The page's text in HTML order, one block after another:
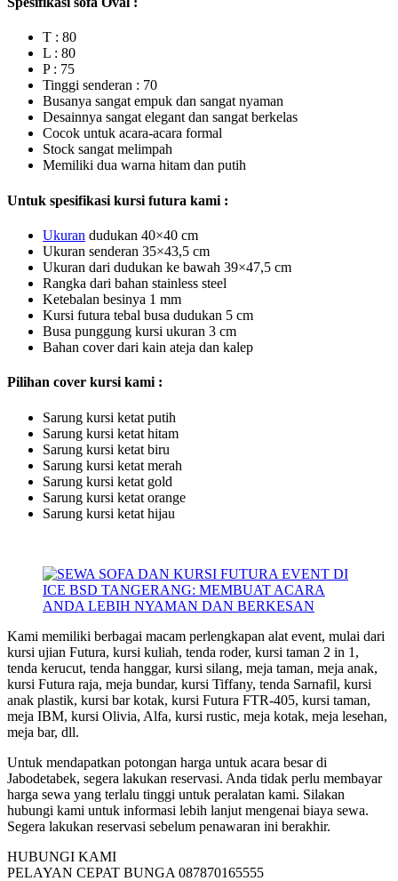
T : 80
L : 80
P : 75
Tinggi senderan : 70
Busanya sangat empuk dan sangat nyaman
Desainnya sangat elegant dan sangat berkelas
Cocok untuk acara-acara formal
Stock sangat melimpah
Memiliki dua warna hitam dan putih
Untuk spesifikasi kursi futura kami :
Ukuran dudukan 40×40 cm
Ukuran senderan 35×43,5 cm
Ukuran dari dudukan ke bawah 39×47,5 cm
Rangka dari bahan stainless steel
Ketebalan besinya 1 mm
Kursi futura tebal busa dudukan 5 cm
Busa punggung kursi ukuran 3 cm
Bahan cover dari kain ateja dan kalep
Pilihan cover kursi kami :
Sarung kursi ketat putih
Sarung kursi ketat hitam
Sarung kursi ketat biru
Sarung kursi ketat merah
Sarung kursi ketat gold
Sarung kursi ketat orange
Sarung kursi ketat hijau
Kami memiliki berbagai macam perlengkapan alat event, mulai dari
kursi ujian Futura, kursi kuliah, tenda roder, kursi taman 2 in 1,
tenda kerucut, tenda hanggar, kursi silang, meja taman, meja anak,
kursi Futura raja, meja bundar, kursi Tiffany, tenda Sarnafil, kursi
anak plastik, kursi bar kotak, kursi Futura FTR-405, kursi taman,
meja IBM, kursi Olivia, Alfa, kursi rustic, meja kotak, meja lesehan,
meja bar, dll.
Untuk mendapatkan potongan harga untuk acara besar di
Jabodetabek, segera lakukan reservasi. Anda tidak perlu membayar
harga sewa yang terlalu tinggi untuk peralatan kami. Silakan
hubungi kami untuk informasi lebih lanjut mengenai biaya sewa.
Segera lakukan reservasi sebelum penawaran ini berakhir.
HUBUNGI KAMI
PELAYAN CEPAT BUNGA 087870165555